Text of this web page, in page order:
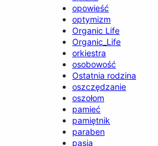
opowieść
optymizm
Organic Life
Organic_Life
orkiestra
osobowość
Ostatnia rodzina
oszczędzanie
oszołom
pamieć
pamiętnik
paraben
pasja